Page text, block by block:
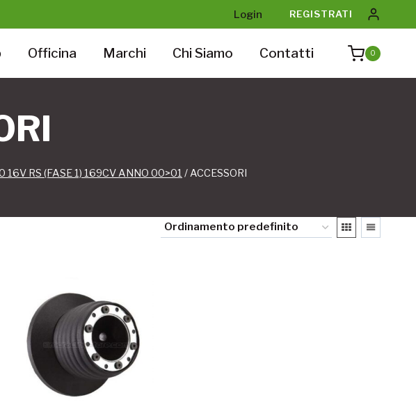
Login REGISTRATI
Officina Marchi Chi Siamo Contatti 0
16V RS (FASE 1) 169CV ANNO 00>01 /ACCESSORI